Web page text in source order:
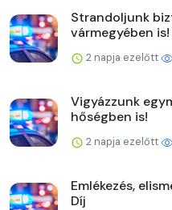
Strandoljunk
vármegyében is!
2 napja ezelőtt
Vigyázzunk
hőségben is!
2 napja ezelőtt
Emlékezés,
Díj